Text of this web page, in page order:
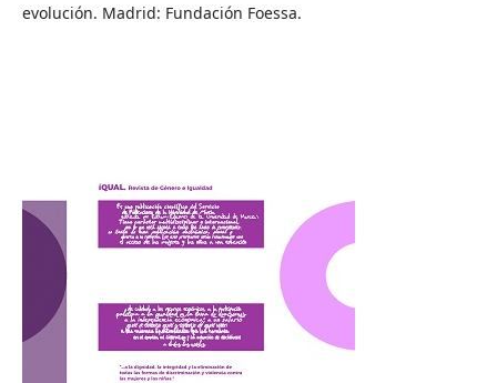
evolución. Madrid: Fundación Foessa.